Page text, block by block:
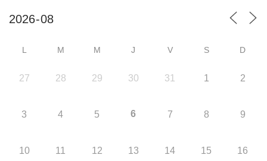
L M M J V S D
27 28 29 30 31 1 2
3 4 5 6 7 8 9
10 11 12 13 14 15 16